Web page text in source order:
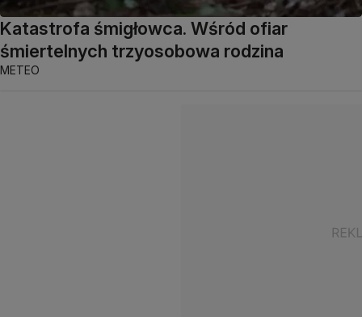
Katastrofa śmigłowca. Wśród ofiar
śmiertelnych trzyosobowa rodzina
METEO